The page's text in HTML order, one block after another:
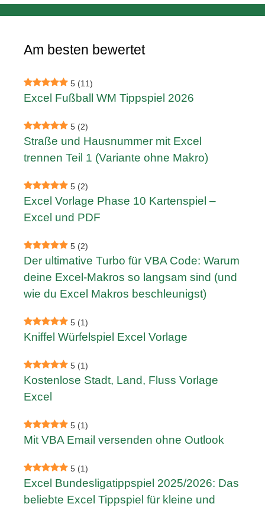
Am besten bewertet
5 (11)
Excel Fußball WM Tippspiel 2026
5 (2)
Straße und Hausnummer mit Excel
trennen Teil 1 (Variante ohne Makro)
5 (2)
Excel Vorlage Phase 10 Kartenspiel –
Excel und PDF
5 (2)
Der ultimative Turbo für VBA Code: Warum
deine Excel-Makros so langsam sind (und
wie du Excel Makros beschleunigst)
5 (1)
Kniffel Würfelspiel Excel Vorlage
5 (1)
Kostenlose Stadt, Land, Fluss Vorlage
Excel
5 (1)
Mit VBA Email versenden ohne Outlook
5 (1)
Excel Bundesligatippspiel 2025/2026: Das
beliebte Excel Tippspiel für kleine und